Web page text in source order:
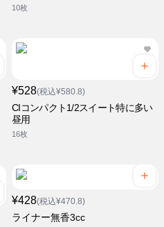
10枚
¥528(税込¥580.8)
CIコンパクト1/2スイート特に多い
昼用
16枚
¥428(税込¥470.8)
ライナー無香3cc